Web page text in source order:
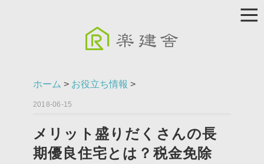
ホーム > お役立ち情報 >
2018-06-15
メリット盛りだくさんの長
期優良住宅とは？税金免除